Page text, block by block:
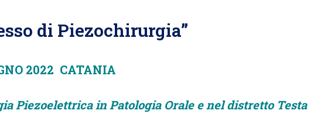
di Piezochirurgia”
2022 CATANIA
Piezoelettrica in Patologia Orale e nel distretto Testa